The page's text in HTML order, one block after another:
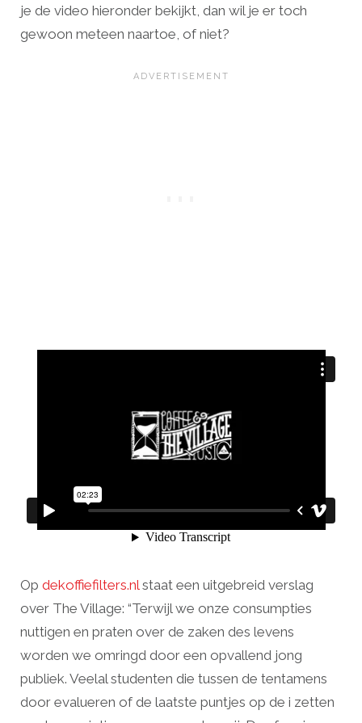
je de video hieronder bekijkt, dan wil je er toch
gewoon meteen naartoe, of niet?
Op dekoffiefilters.nl staat een uitgebreid verslag
over The Village: “Terwijl we onze consumpties
nuttigen en praten over de zaken des levens
worden we omringd door een opvallend jong
publiek. Veelal studenten die tussen de tentamens
door evalueren of de laatste puntjes op de i zetten